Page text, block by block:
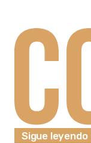
Sigue leyendo